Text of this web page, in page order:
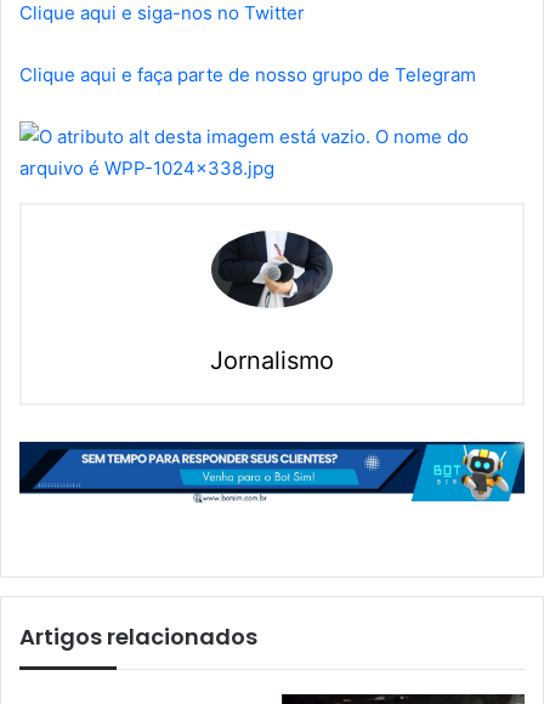
Clique aqui e siga-nos no Twitter
Clique aqui e faça parte de nosso grupo de Telegram
Jornalismo
Artigos relacionados